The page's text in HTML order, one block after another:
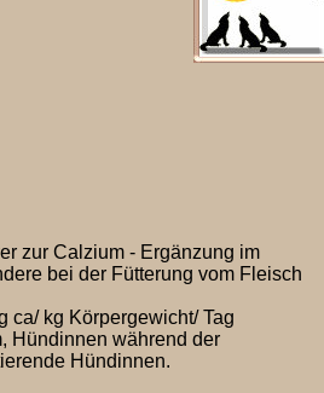
zur Calzium - Ergänzung im
bei der Fütterung vom Fleisch
ca/ kg Körpergewicht/ Tag
Hündinnen während der
Hündinnen.